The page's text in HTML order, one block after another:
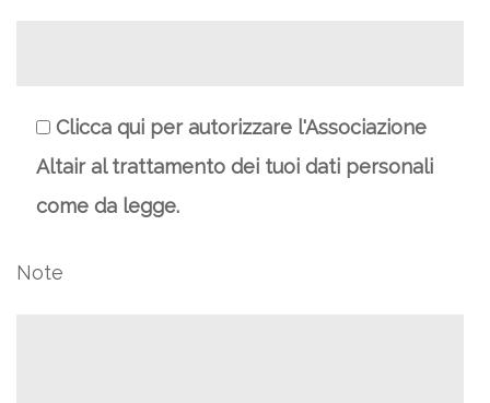
Clicca qui per autorizzare l'Associazione
Altair al trattamento dei tuoi dati personali
come da legge.
Note